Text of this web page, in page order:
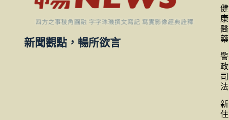
新聞觀點，暢所欲言
健
康
醫
藥
警
政
司
法
新
住